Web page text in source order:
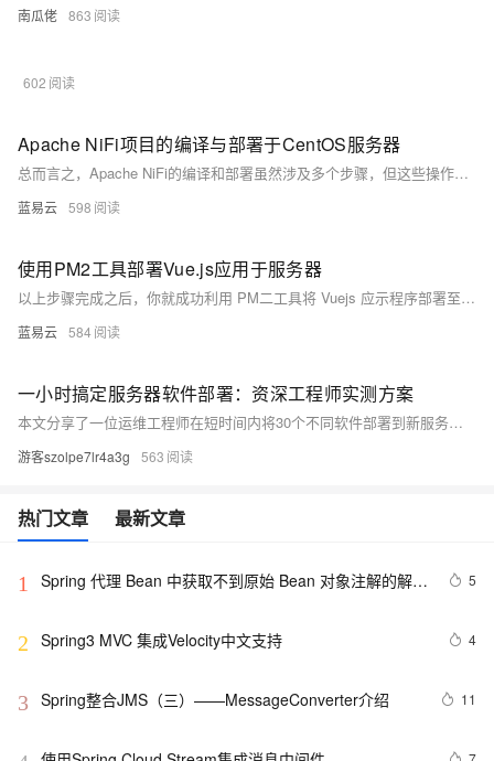
南瓜佬 863
602
Apache NiFi项目的编译与部署于CentOS服务器
总而言之，Apache NiFi的编译和部署虽然涉及多个步骤，但这些操作步骤简明扼要，即使是不太熟悉Java或Maven的用户也能跟随指南完成。通过遵循上述步骤，您将能够在CentOS服务器上成功部署Apache NiFi，为您的数据流处理任务建立一个功能强大的平台。
蓝易云 598
使用PM2工具部署Vue.js应用于服务器
以上步骤完成之后，你就成功利⽤ PM⼆工具将 Vuejs 应⽰程序部署至服 务 器，并且配合反向代理实现了高效稳定访问及负载均衡功能。
蓝易云 584
一小时搞定服务器软件部署：资深工程师实测方案
本文分享了一位运维工程师在短时间内将30个不同软件部署到新服务器上的实战经验。面对全新 Rocky Linux 系统，传统手工部署方式效率低下且容易出错。作者尝试多种自动化方案后，最终选择使用自动化部署工具，通过其内置的 Docker Compose 模板和可视化界面，实现快速、批量部署，大幅提升效率，30个应用仅用约1小时完成，显著节省时间和人力成本。
游客szolpe7lr4a3g 563
热门文章 最新文章
1
Spring 代理 Bean 中获取不到原始 Bean 对象注解的解决
5
2 Spring3 MVC 集成Velocity中文支持 4
3 Spring整合JMS（三）——MessageConverter介绍 11